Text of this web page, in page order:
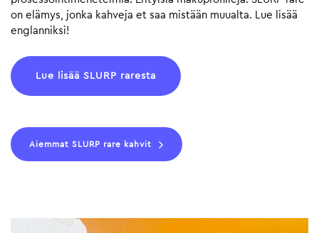
on elämys, jonka kahveja et saa mistään muualta. Lue lisää
englanniksi!
Lue lisää SLURP raresta
Aiemmat SLURP rare kahvit